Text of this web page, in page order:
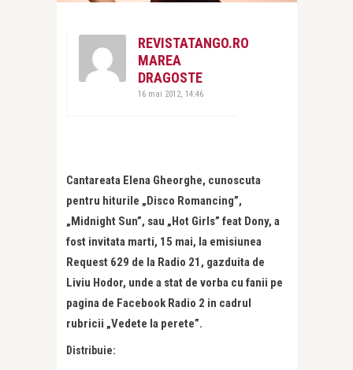
REVISTATANGO.RO
MAREA
DRAGOSTE
16 mai 2012, 14:46
Cantareata Elena Gheorghe, cunoscuta
pentru hiturile „Disco Romancing”,
„Midnight Sun”, sau „Hot Girls” feat Dony, a
fost invitata marti, 15 mai, la emisiunea
Request 629 de la Radio 21, gazduita de
Liviu Hodor, unde a stat de vorba cu fanii pe
pagina de Facebook Radio 2 in cadrul
rubricii „Vedete la perete”.
Distribuie: